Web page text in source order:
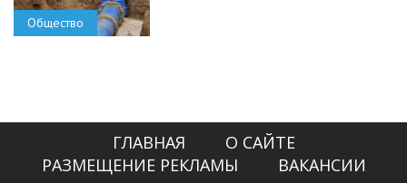
Общество
ГЛАВНАЯ
О САЙТЕ
РАЗМЕЩЕНИЕ РЕКЛАМЫ
ВАКАНСИИ